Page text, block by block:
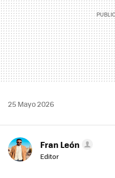
25 Mayo 2026
Fran León
Editor